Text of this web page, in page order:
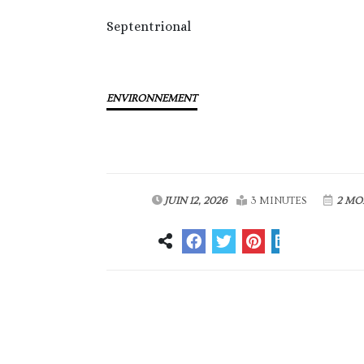
Septentrional
ENVIRONNEMENT
JUIN 12, 2026 3 MINUTES 2